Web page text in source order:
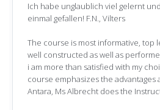
Ich habe unglaublich viel gelernt
einmal gefallen! F.N., Vilters
The course is most informative, top
well constructed as well as
i am more than satisfied with my
course emphasizes the
Antara, Ms Albrecht does the